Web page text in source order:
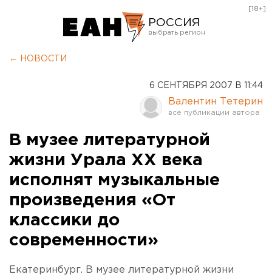
РОССИЯ
Курган
Оренбург
[18+]
← НОВОСТИ
6 СЕНТЯБРЯ 2007 В 11:44
Валентин Тетерин
В музее литературной
жизни Урала XX века
исполнят музыкальные
произведения «От
классики до
современности»
Екатеринбург. В музее литературной жизни